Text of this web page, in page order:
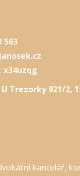
563
x34uzqg
Trezorky 921/2,
kancelář,